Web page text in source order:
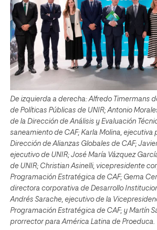
De izquierda a derecha: Alfredo Timermans
de Políticas Públicas de UNIR; Antonio
de la Dirección de Análisis y Evaluación
saneamiento de CAF; Karla Molina, ejecutiva
Dirección de Alianzas Globales de CAF;
ejecutivo de UNIR; José María Vázquez
de UNIR; Christian Asinelli, vicepresidente
Programación Estratégica de CAF; Gema
directora corporativa de Desarrollo
Andrés Sarache, ejecutivo de la
Programación Estratégica de CAF; y Martín
prorrector para América Latina de Proeduca.